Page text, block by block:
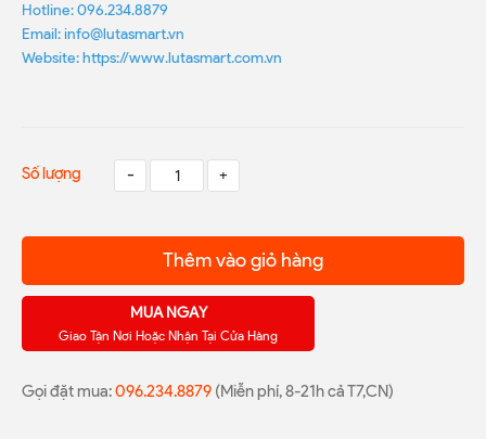
Hotline: 096.234.8879
Email: info@lutasmart.vn
Website: https://www.lutasmart.com.vn
Số lượng - +
Thêm vào giỏ hàng
MUA NGAY
Giao Tận Nơi Hoặc Nhận Tại Cửa Hàng
Gọi đặt mua:096.234.8879 (Miễn phí, 8-21h cả T7,CN)